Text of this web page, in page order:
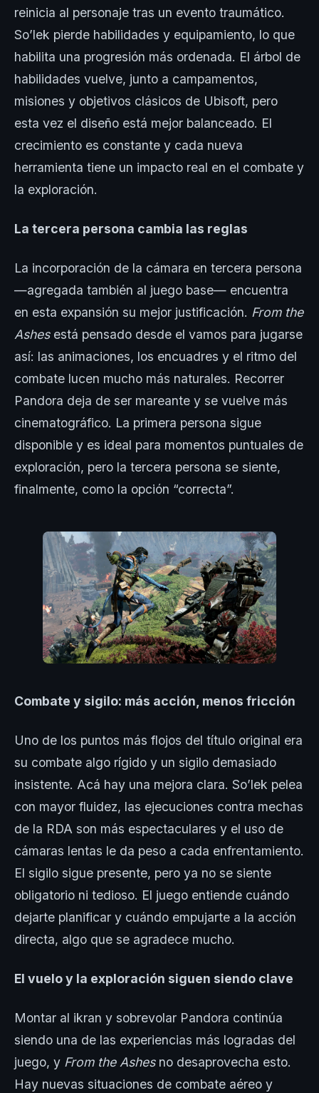
reinicia al personaje tras un evento traumático.
So’lek pierde habilidades y equipamiento, lo que
habilita una progresión más ordenada. El árbol de
habilidades vuelve, junto a campamentos,
misiones y objetivos clásicos de Ubisoft, pero
esta vez el diseño está mejor balanceado. El
crecimiento es constante y cada nueva
herramienta tiene un impacto real en el combate y
la exploración.
La tercera persona cambia las reglas
La incorporación de la cámara en tercera persona
—agregada también al juego base— encuentra
en esta expansión su mejor justificación. From the
Ashesestá pensado desde el vamos para jugarse
así: las animaciones, los encuadres y el ritmo del
combate lucen mucho más naturales. Recorrer
Pandora deja de ser mareante y se vuelve más
cinematográfico. La primera persona sigue
disponible y es ideal para momentos puntuales de
exploración, pero la tercera persona se siente,
finalmente, como la opción “correcta”.
Combate y sigilo: más acción, menos fricción
Uno de los puntos más flojos del título original era
su combate algo rígido y un sigilo demasiado
insistente. Acá hay una mejora clara. So’lek pelea
con mayor fluidez, las ejecuciones contra mechas
de la RDA son más espectaculares y el uso de
cámaras lentas le da peso a cada enfrentamiento.
El sigilo sigue presente, pero ya no se siente
obligatorio ni tedioso. El juego entiende cuándo
dejarte planificar y cuándo empujarte a la acción
directa, algo que se agradece mucho.
El vuelo y la exploración siguen siendo clave
Montar al ikran y sobrevolar Pandora continúa
siendo una de las experiencias más logradas del
juego, y From the Ashesno desaprovecha esto.
Hay nuevas situaciones de combate aéreo y